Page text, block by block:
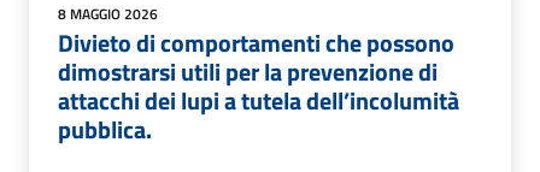
8 MAGGIO 2026
Divieto di comportamenti che possono
dimostrarsi utili per la prevenzione di
attacchi dei lupi a tutela dell’incolumità
pubblica.